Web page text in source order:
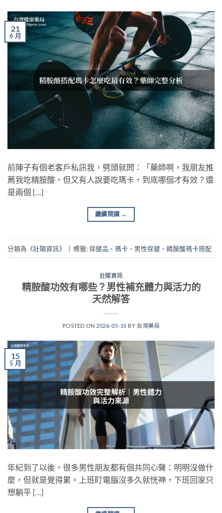
21
6 月
前陣子有個老客戶私訊我，劈頭就問：「藥師啊，我朋友推
薦我吃精胺酸，但又有人說要吃瑪卡，到底哪個才有效？還
是兩個 […]
繼續閱讀 →
分類為《壯陽資訊》 標籤:保健品 、 瑪卡 、 男性保健 、 精胺酸瑪卡搭配
壯陽資訊
精胺酸功效有哪些？男性補充體力與活力的
天然解答
POSTED ON 2026-05-15 BY 台灣藥局
15
5 月
年紀到了以後，很多男性朋友都有個共同心聲：明明沒做什
麼，但就是覺得累。上班盯電腦沒多久就恍神，下班回家只
想躺平 […]